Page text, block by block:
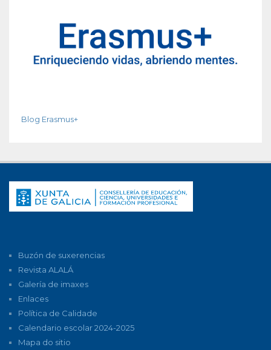
Blog Erasmus+
Buzón de suxerencias
Revista ALALÁ
Galería de imaxes
Enlaces
Política de Calidade
Calendario escolar 2024-2025
Mapa do sitio